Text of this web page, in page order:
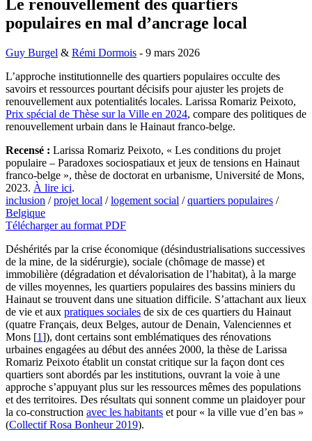
Le renouvellement des quartiers
populaires en mal d’ancrage local
Guy Burgel & Rémi Dormois - 9 mars 2026
L’approche institutionnelle des quartiers populaires occulte des
savoirs et ressources pourtant décisifs pour ajuster les projets de
renouvellement aux potentialités locales. Larissa Romariz Peixoto,
Prix spécial de Thèse sur la Ville en 2024, compare des politiques de
renouvellement urbain dans le Hainaut franco-belge.
Recensé : Larissa Romariz Peixoto, « Les conditions du projet
populaire – Paradoxes sociospatiaux et jeux de tensions en Hainaut
franco-belge », thèse de doctorat en urbanisme, Université de Mons,
2023. À lire ici.
inclusion /projet local /logement social /quartiers populaires /
Belgique
Télécharger au format PDF
Déshérités par la crise économique (désindustrialisations successives
de la mine, de la sidérurgie), sociale (chômage de masse) et
immobilière (dégradation et dévalorisation de l’habitat), à la marge
de villes moyennes, les quartiers populaires des bassins miniers du
Hainaut se trouvent dans une situation difficile. S’attachant aux lieux
de vie et aux pratiques sociales de six de ces quartiers du Hainaut
(quatre Français, deux Belges, autour de Denain, Valenciennes et
Mons [1]), dont certains sont emblématiques des rénovations
urbaines engagées au début des années 2000, la thèse de Larissa
Romariz Peixoto établit un constat critique sur la façon dont ces
quartiers sont abordés par les institutions, ouvrant la voie à une
approche s’appuyant plus sur les ressources mêmes des populations
et des territoires. Des résultats qui sonnent comme un plaidoyer pour
la co-construction avec les habitants et pour « la ville vue d’en bas »
(Collectif Rosa Bonheur 2019).